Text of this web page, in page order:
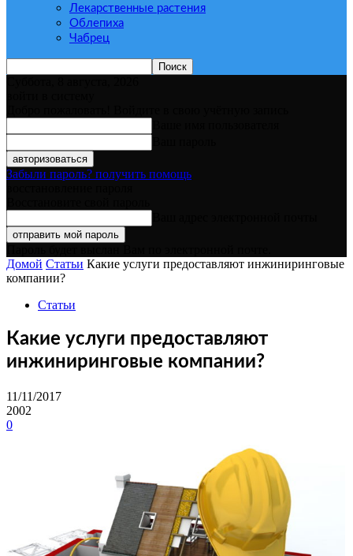
Лекарственные растения
Облепиха
Чабрец
Забыли пароль? получить помощь
Домой Статьи Какие услуги предоставляют инжиниринговые
компании?
Статьи
Какие услуги предоставляют
инжиниринговые компании?
11/11/2017
2002
0